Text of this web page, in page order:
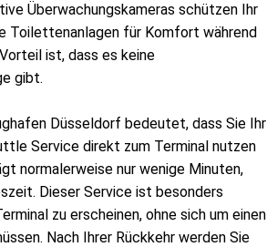
Überwachungskameras schützen Ihr
Toilettenanlagen für Komfort während
ist, dass es keine
gibt.
Düsseldorf bedeutet, dass Sie Ihr
Service direkt zum Terminal nutzen
normalerweise nur wenige Minuten,
Dieser Service ist besonders
zu erscheinen, ohne sich um einen
Nach Ihrer Rückkehr werden Sie